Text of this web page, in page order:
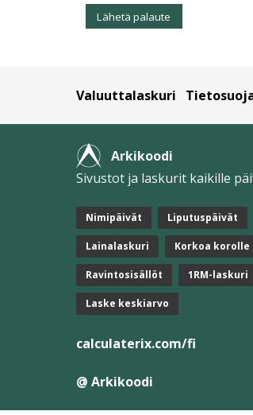
Valuuttalaskuri
Arkikoodi
Sivustot ja laskurit kaikille
Nimipäivät Liputuspäivät
Lainalaskuri Korkoa korolle
Ravintosisällöt 1RM-laskuri
Laske keskiarvo
calculaterix.com/fi
@ Arkikoodi